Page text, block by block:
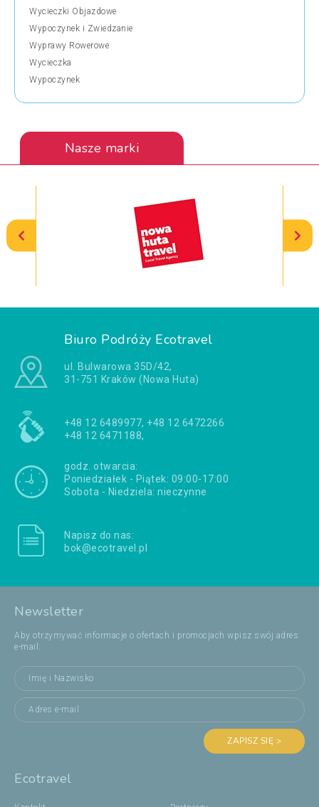
Wycieczki Objazdowe
Wypoczynek i Zwiedzanie
Wyprawy Rowerowe
Wycieczka
Wypoczynek
Nasze marki
Biuro Podróży Ecotravel
ul. Bulwarowa 35D/42,
31-751 Kraków (Nowa Huta)
+48 12 6489977, +48 12 6472266
+48 12 6471188,
godz. otwarcia:
Poniedziałek - Piątek: 09:00-17:00
Sobota - Niedziela: nieczynne
Napisz do nas:
bok@ecotravel.pl
Newsletter
Aby otrzymywać informacje o ofertach i promocjach wpisz swój adres
e-mail:
ZAPISZ SIĘ >
Ecotravel